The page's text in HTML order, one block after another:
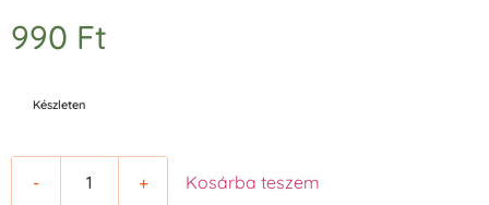
990 Ft
Készleten
- + Kosárba teszem